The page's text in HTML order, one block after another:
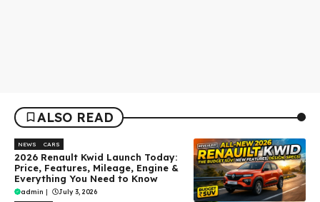
ALSO READ
NEWS CARS
2026 Renault Kwid Launch Today:
Price, Features, Mileage, Engine &
Everything You Need to Know
admin | July 3, 2026